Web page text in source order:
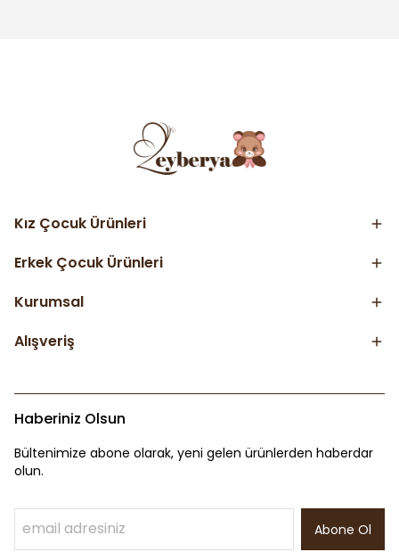
Kız Çocuk Ürünleri
Erkek Çocuk Ürünleri
Kurumsal
Alışveriş
Haberiniz Olsun
Bültenimize abone olarak, yeni gelen ürünlerden haberdar
olun.
Abone Ol